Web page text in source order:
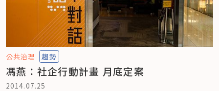
公共治理 趨勢
馮燕：社企行動計畫 月底定案
2014.07.25